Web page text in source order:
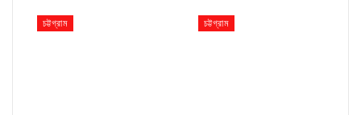
চট্টগ্রাম চট্টগ্রাম